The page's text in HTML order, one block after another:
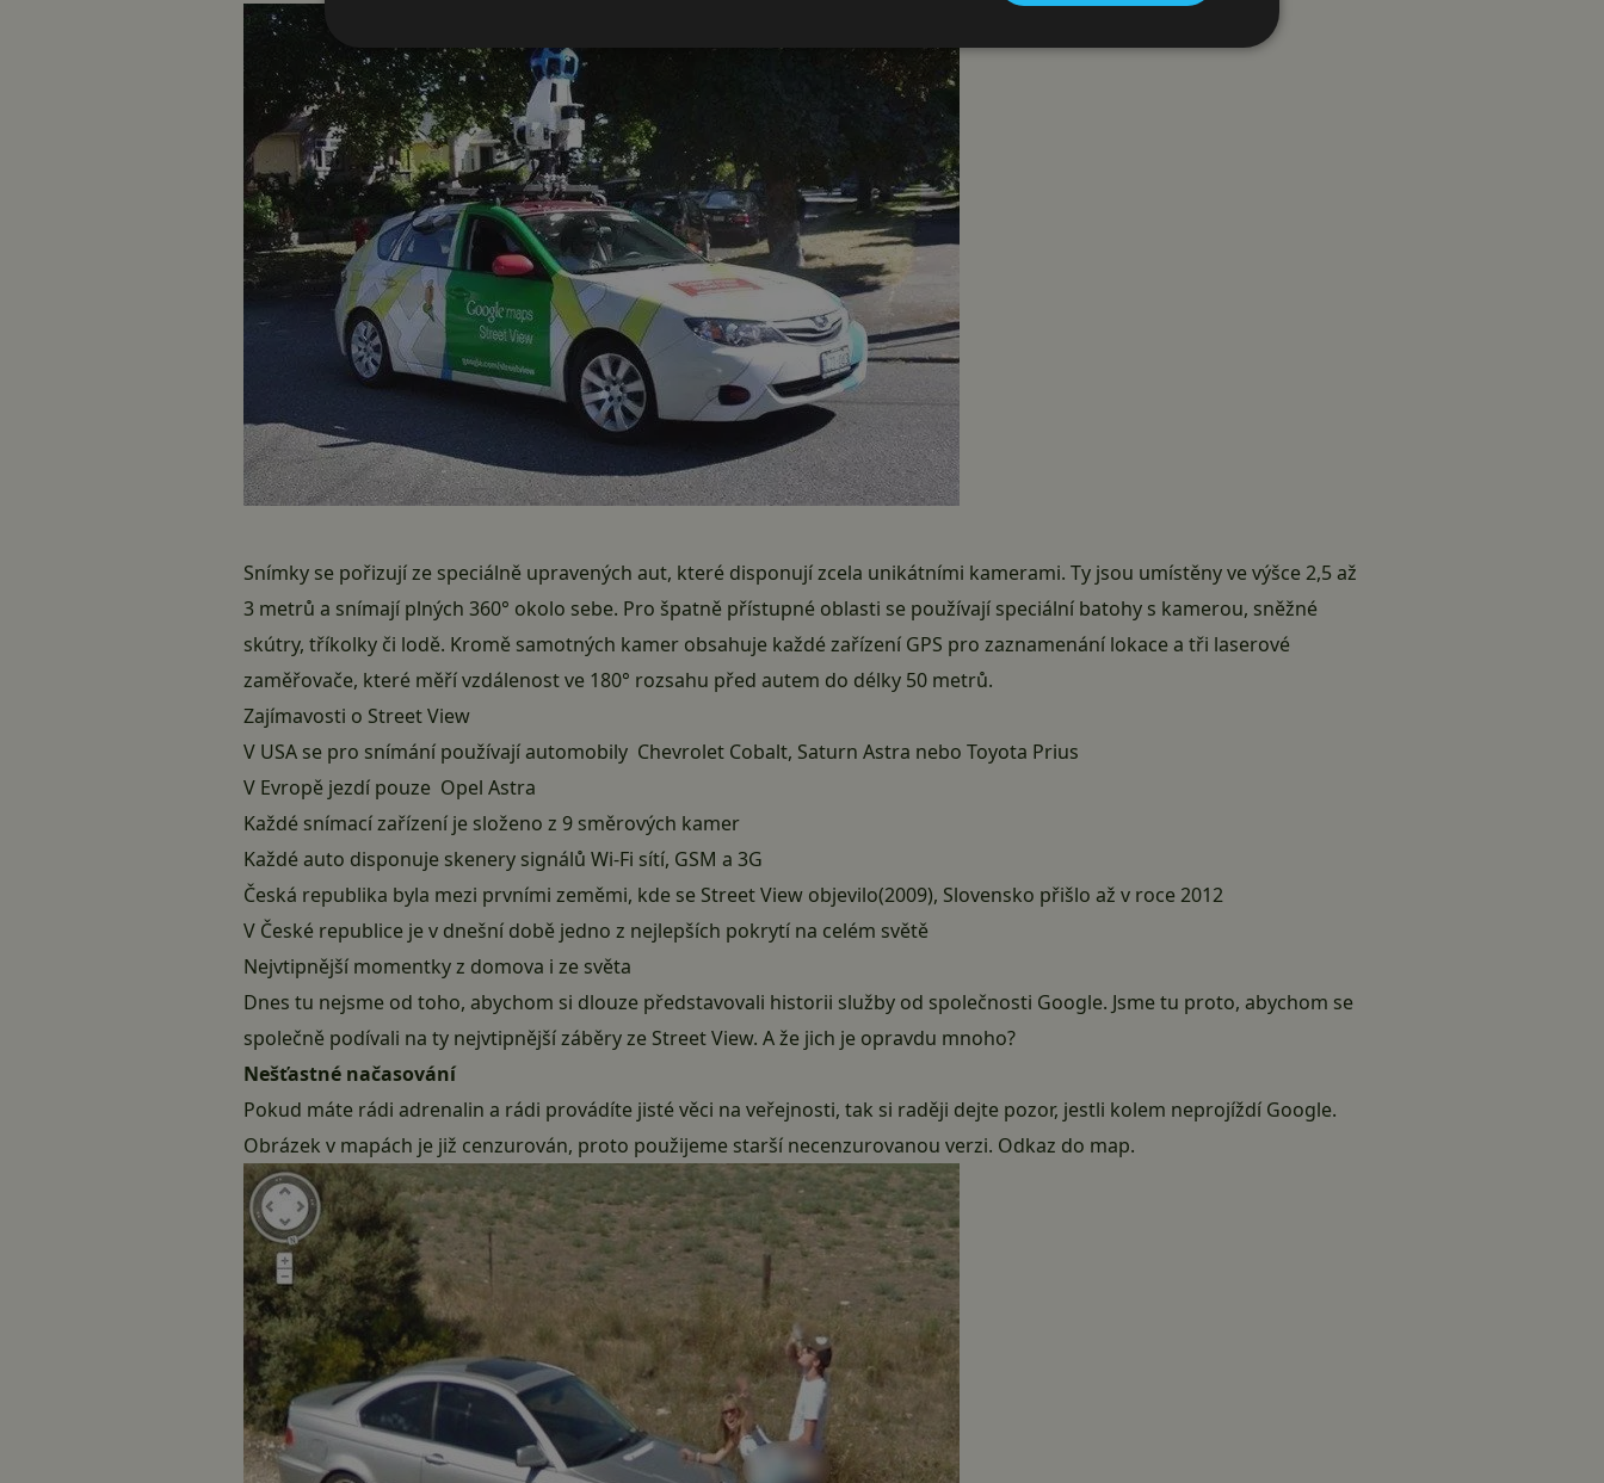
Snímky se pořizují ze speciálně upravených aut, které disponují zcela unikátními kamerami. Ty jsou umístěny ve výšce 2,5 až
3 metrů a snímají plných 360° okolo sebe. Pro špatně přístupné oblasti se používají speciální batohy s kamerou, sněžné
skútry, tříkolky či lodě. Kromě samotných kamer obsahuje každé zařízení GPS pro zaznamenání lokace a tři laserové
zaměřovače, které měří vzdálenost ve 180° rozsahu před autem do délky 50 metrů.
Zajímavosti o Street View
V USA se pro snímání používají automobily Chevrolet Cobalt, Saturn Astra nebo Toyota Prius
V Evropě jezdí pouze Opel Astra
Každé snímací zařízení je složeno z 9 směrových kamer
Každé auto disponuje skenery signálů Wi-Fi sítí, GSM a 3G
Česká republika byla mezi prvními zeměmi, kde se Street View objevilo(2009), Slovensko přišlo až v roce 2012
V České republice je v dnešní době jedno z nejlepších pokrytí na celém světě
Nejvtipnější momentky z domova i ze světa
Dnes tu nejsme od toho, abychom si dlouze představovali historii služby od společnosti Google. Jsme tu proto, abychom se
společně podívali na ty nejvtipnější záběry ze Street View. A že jich je opravdu mnoho?
Nešťastné načasování
Pokud máte rádi adrenalin a rádi provádíte jisté věci na veřejnosti, tak si raději dejte pozor, jestli kolem neprojíždí Google.
Obrázek v mapách je již cenzurován, proto použijeme starší necenzurovanou verzi. Odkaz do map.